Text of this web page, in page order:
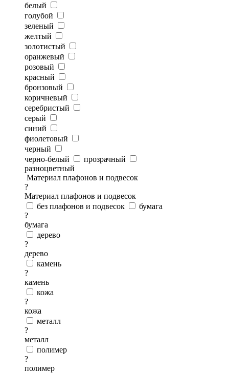
белый
голубой
зеленый
желтый
золотистый
оранжевый
розовый
красный
бронзовый
коричневый
серебристый
серый
синий
фиолетовый
черный
черно-белый
прозрачный
разноцветный
Материал плафонов и подвесок
?
Материал плафонов и подвесок
без плафонов и подвесок
бумага
?
бумага
дерево
?
дерево
камень
?
камень
кожа
?
кожа
металл
?
металл
полимер
?
полимер